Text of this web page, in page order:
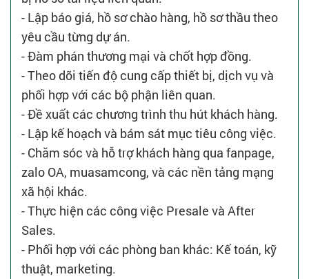
- Lập báo giá, hồ sơ chào hàng, hồ sơ thầu theo
yêu cầu từng dự án.
- Đàm phán thương mại và chốt hợp đồng.
- Theo dõi tiến độ cung cấp thiết bị, dịch vụ và
phối hợp với các bộ phận liên quan.
- Đề xuất các chương trình thu hút khách hàng.
- Lập kế hoạch và bám sát mục tiêu công việc.
- Chăm sóc và hỗ trợ khách hàng qua fanpage,
zalo OA, muasamcong, và các nền tảng mạng
xã hội khác.
- Thực hiện các công việc Presale và After
Sales.
- Phối hợp với các phòng ban khác: Kế toán, kỹ
thuật, marketing.